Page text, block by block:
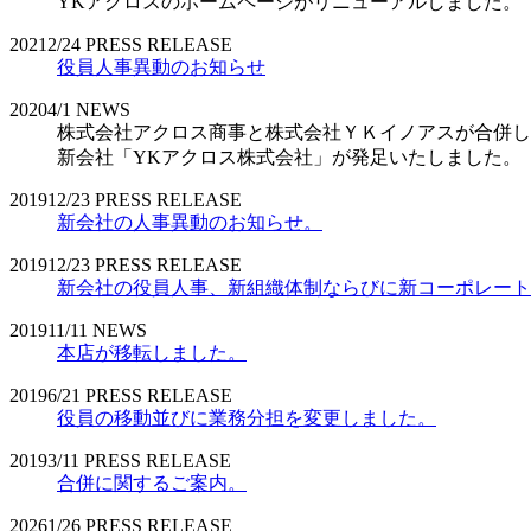
2021 2/24 PRESS RELEASE
役員人事異動のお知らせ
20204/1 NEWS
株式会社アクロス商事と株式会社ＹＫイノアスが合併し
新会社「YKアクロス株式会社」が発足いたしました。
201912/23 PRESS RELEASE
新会社の人事異動のお知らせ。
201912/23 PRESS RELEASE
新会社の役員人事、新組織体制ならびに新コーポレート
201911/11 NEWS
本店が移転しました。
20196/21 PRESS RELEASE
役員の移動並びに業務分担を変更しました。
20193/11 PRESS RELEASE
合併に関するご案内。
20261/26 PRESS RELEASE